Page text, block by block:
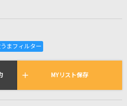
MYリスト保存